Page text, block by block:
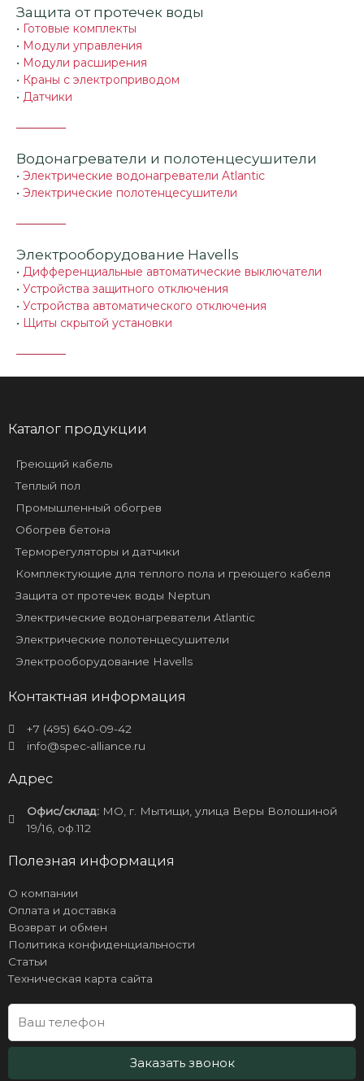
Защита от протечек воды
• Готовые комплекты
• Модули управления
• Модули расширения
• Краны с электроприводом
• Датчики
Водонагреватели и полотенцесушители
• Электрические водонагреватели Atlantic
• Электрические полотенцесушители
Электрооборудование Havells
• Дифференциальные автоматические выключатели
• Устройства защитного отключения
• Устройства автоматического отключения
• Щиты скрытой установки
Каталог продукции
Греющий кабель
Теплый пол
Промышленный обогрев
Обогрев бетона
Терморегуляторы и датчики
Комплектующие для теплого пола и греющего кабеля
Защита от протечек воды Neptun
Электрические водонагреватели Atlantic
Электрические полотенцесушители
Электрооборудование Havells
Контактная информация
+7 (495) 640-09-42
info@spec-alliance.ru
Адрес
Офис/склад:МО, г. Мытищи, улица Веры Волошиной
19/16, оф.112
Полезная информация
О компании
Оплата и доставка
Возврат и обмен
Политика конфиденциальности
Статьи
Техническая карта сайта
Заказать звонок